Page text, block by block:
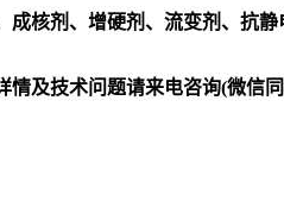
核剂、增硬剂、流变剂、抗
及技术问题请来电咨询(微信同